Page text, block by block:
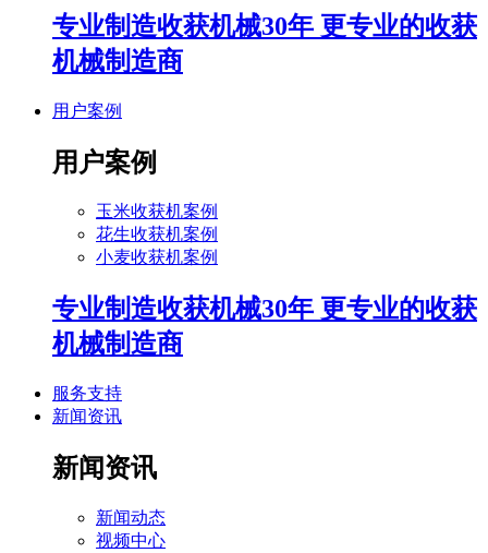
专业制造收获机械30年 更专业的收获
机械制造商
用户案例
用户案例
玉米收获机案例
花生收获机案例
小麦收获机案例
专业制造收获机械30年 更专业的收获
机械制造商
服务支持
新闻资讯
新闻资讯
新闻动态
视频中心